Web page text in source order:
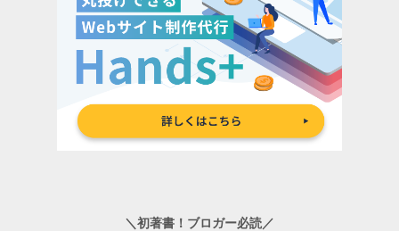
＼初著書！ブロガー必読／